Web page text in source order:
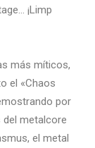
¡Limp
más míticos,
el «Chaos
por
del metalcore
el metal